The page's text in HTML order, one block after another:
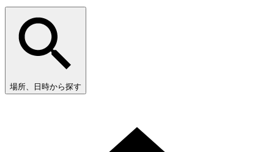
場所、日時から探す